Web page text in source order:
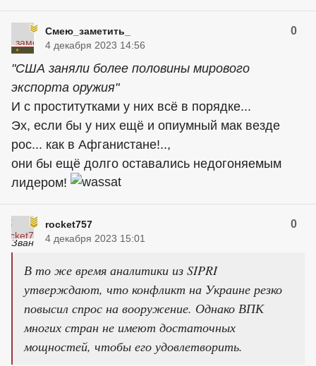
Смею_заметить_ 0
4 декабря 2023 14:56
"США заняли более половины мирового
экспорта оружия"
И с проститутками у них всё в порядке...
Эх, если бы у них ещё и опиумный мак везде
рос... как в Афганистане!..,
они бы ещё долго оставались недогоняемым
лидером!
rocket757 0
4 декабря 2023 15:01
В то же время аналитики из SIPRI
утверждают, что конфликт на Украине резко
повысил спрос на вооружение. Однако ВПК
многих стран не имеют достаточных
мощностей, чтобы его удовлетворить.